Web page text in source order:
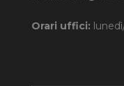
Orari uffici: